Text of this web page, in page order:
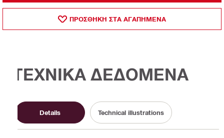
ΠΡΟΣΘΗΚΗ ΣΤΑ ΑΓΑΠΗΜΕΝΑ
ΤΕΧΝΙΚΑ ΔΕΔΟΜΕΝΑ
Details Technical illustrations